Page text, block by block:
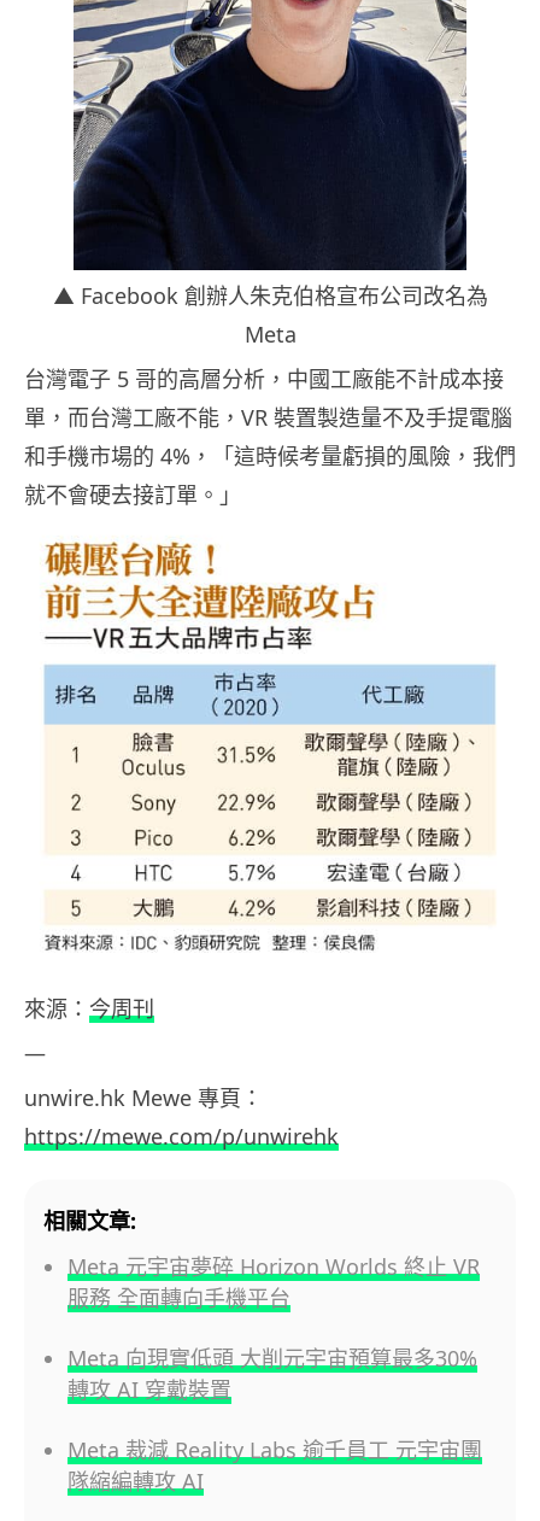
▲ Facebook 創辦人朱克伯格宣布公司改名為
Meta
台灣電子 5 哥的高層分析，中國工廠能不計成本接
單，而台灣工廠不能，VR 裝置製造量不及手提電腦
和手機市場的 4%，「這時候考量虧損的風險，我們
就不會硬去接訂單。」
來源： 今周刊
—
unwire.hk Mewe 專頁：
https://mewe.com/p/unwirehk
相關文章:
Meta 元宇宙夢碎 Horizon Worlds 終止 VR
服務 全面轉向手機平台
Meta 向現實低頭 大削元宇宙預算最多30%
轉攻 AI 穿戴裝置
Meta 裁減 Reality Labs 逾千員工 元宇宙團
隊縮編轉攻 AI